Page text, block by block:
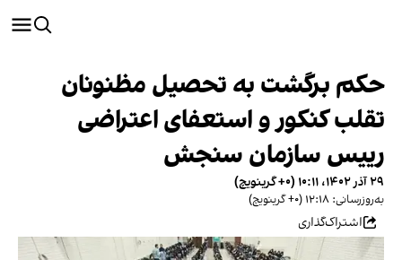
حکم برگشت به تحصیل مظنونان
تقلب کنکور و استعفای اعتراضی
رییس سازمان سنجش
۲۹ آذر ۱۴۰۲، ۱۰:۱۱ (‎+۰ گرینویچ)
به‌روزرسانی: ۱۲:۱۸ (‎+۰ گرینویچ)
اشتراک‌گذاری